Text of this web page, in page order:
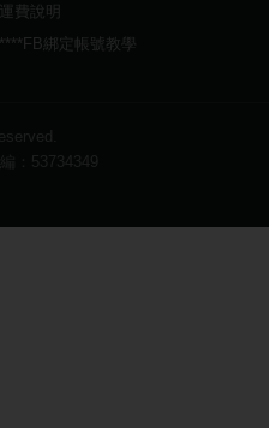
運費說明
****FB綁定帳號教學